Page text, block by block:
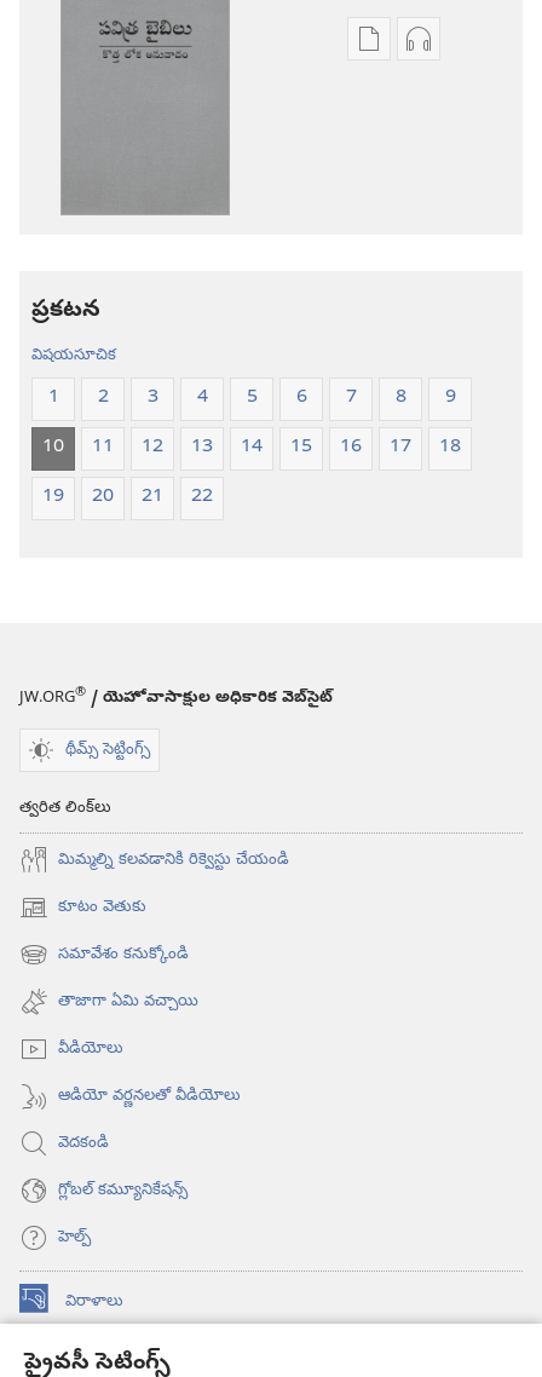
ప్రైవసీ సెటింగ్స్
ప్రచురణలఆడియో
ప్రకటన
విషయసూచిక
1 2 3 4 5 6 7 8
9
10
11 12 13 14 15 16 17
18
19
20 21 22
JW.ORG® / యెహోవాసాక్షుల అధికారిక వెబ్‌సైట్‌
థీమ్స్ సెట్టింగ్స్
త్వరిత లింక్‌లు
మిమ్మల్ని కలవడానికి రిక్వెస్టు చేయండి
కూటం వెతుకు
(కొత్త
విండో
ఓపెన్‌
అవుతుంది)
సమావేశం కనుక్కోండి
(కొత్త
విండో
ఓపెన్‌
అవుతుంది)
తాజాగా ఏమి వచ్చాయి
వీడియోలు
ఆడియో వర్ణనలతో వీడియోలు
వెదకండి
గ్లోబల్‌ కమ్యూనికేషన్స్‌
హెల్ప్‌
విరాళాలు
(కొత్త
ఓపెన్‌